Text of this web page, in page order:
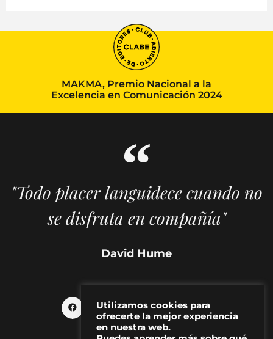
MAKMA, Premio Nacional a la
Excelencia en Comunicación 2024
"Todo placer languidece cuando no
se disfruta en compañía"
David Hume
Utilizamos cookies para
ofrecerte la mejor experiencia
en nuestra web.